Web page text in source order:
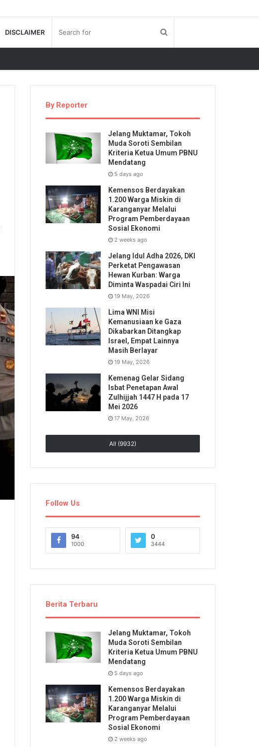
DISCLAIMER
By Reporter
Jelang Muktamar, Tokoh
Muda Soroti Sembilan
Kriteria Ketua Umum PBNU
Mendatang
5 days ago
Kemensos Berdayakan
1.200 Warga Miskin di
Karanganyar Melalui
Program Pemberdayaan
Sosial Ekonomi
2 weeks ago
Jelang Idul Adha 2026, DKI
Perketat Pengawasan
Hewan Kurban: Warga
Diminta Waspadai Ciri Ini
19 May, 2026
Lima WNI Misi
Kemanusiaan ke Gaza
Dikabarkan Ditangkap
Israel, Empat Lainnya
Masih Berlayar
19 May, 2026
Kemenag Gelar Sidang
Isbat Penetapan Awal
Zulhijjah 1447 H pada 17
Mei 2026
17 May, 2026
All (9932)
Follow Us
94
1000
0
3444
Berita Terbaru
Jelang Muktamar, Tokoh
Muda Soroti Sembilan
Kriteria Ketua Umum PBNU
Mendatang
5 days ago
Kemensos Berdayakan
1.200 Warga Miskin di
Karanganyar Melalui
Program Pemberdayaan
Sosial Ekonomi
2 weeks ago